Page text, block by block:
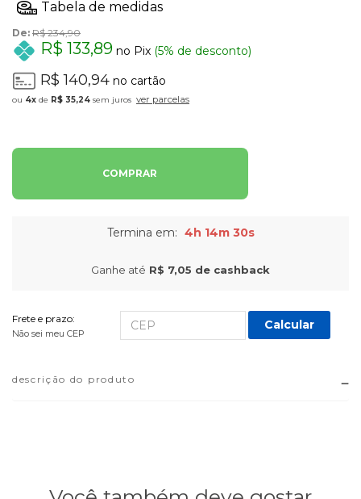
De: R$ 234,90
R$ 133,89 no Pix (5% de desconto)
R$ 140,94 no cartão
4x de R$ 35,24 sem juros ver parcelas
COMPRAR
Termina em: 4h 14m 29s
Ganhe até R$ 7,05 de cashback
Frete e prazo:
Não sei meu CEP
Calcular
descrição do produto